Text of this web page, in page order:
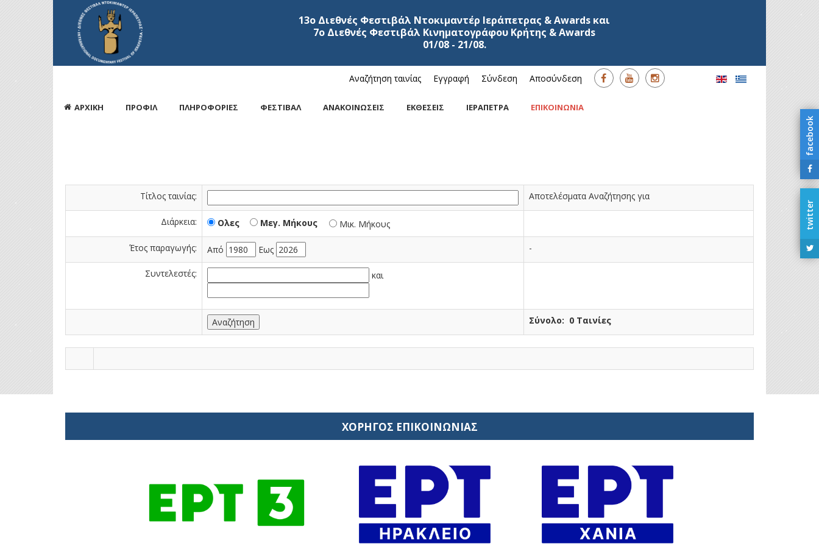
13ο Διεθνές Φεστιβάλ Ντοκιμαντέρ Ιεράπετρας & Awards και
7ο Διεθνές Φεστιβάλ Κινηματογράφου Κρήτης & Awards
01/08 - 21/08.
Αναζήτηση ταινίας Εγγραφή Σύνδεση Αποσύνδεση
ΑΡΧΙΚΗ ΠΡΟΦΙΛ ΠΛΗΡΟΦΟΡΙΕΣ ΦΕΣΤΙΒΑΛ ΑΝΑΚΟΙΝΩΣΕΙΣ ΕΚΘΕΣΕΙΣ ΙΕΡΑΠΕΤΡΑ ΕΠΙΚΟΙΝΩΝΙΑ
facebook
twitter
Τίτλος ταινίας: Αποτελέσματα Αναζήτησης για
Διάρκεια: Ολες Μεγ. Μήκους Μικ. Μήκους
Έτος παραγωγής: Από Εως -
Συντελεστές: και
Σύνολο: 0 Ταινίες
ΧΟΡΗΓΟΣ ΕΠΙΚΟΙΝΩΝΙΑΣ